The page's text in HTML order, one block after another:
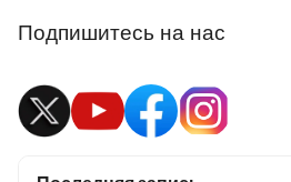
Подпишитесь на нас